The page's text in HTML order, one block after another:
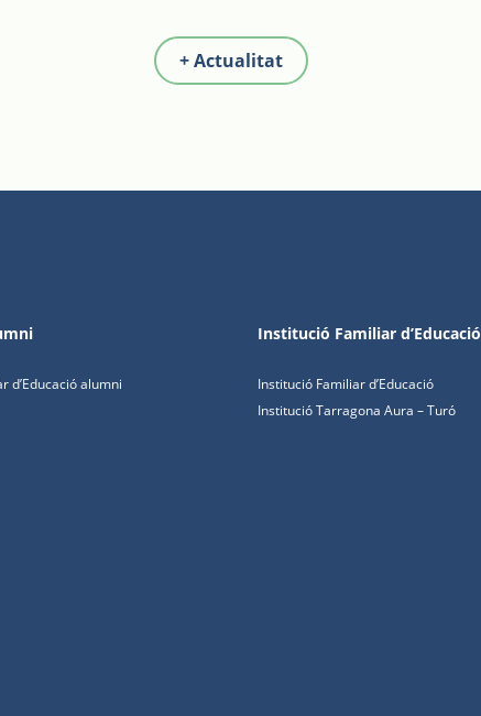
+ Actualitat
d’Educació alumni
Institució Familiar d’Educació
Institució Familiar d’Educació
Institució Tarragona Aura – Turó